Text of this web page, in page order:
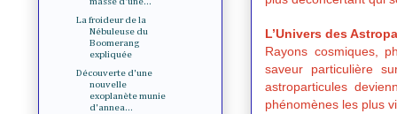
L’Univers des
Rayons cosmiques,
saveur particulière
astroparticules
phénomènes les plus
La froideur de la
Nébuleuse du
Boomerang
expliquée
Découverte d'une
nouvelle
exoplanète munie
d'annea...